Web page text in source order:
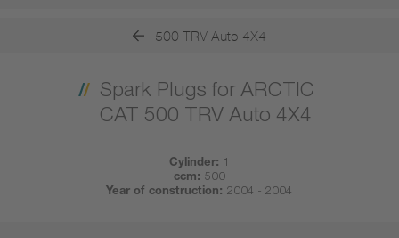
500 TRV Auto 4X4
Spark Plugs for ARCTIC
CAT 500 TRV Auto 4X4
Cylinder: 1
ccm: 500
Year of construction: 2004 - 2004